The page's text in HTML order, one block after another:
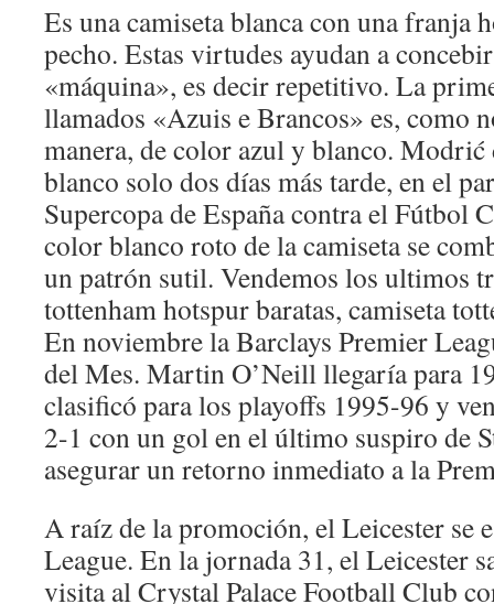
Es una camiseta blanca con una franja
pecho. Estas virtudes ayudan a
«máquina», es decir repetitivo. La
llamados «Azuis e Brancos» es, como
manera, de color azul y blanco.
blanco solo dos días más tarde, en el
Supercopa de España contra el Fútbol
color blanco roto de la camiseta se
un patrón sutil. Vendemos los ultimos
tottenham hotspur baratas, camiseta
En noviembre la Barclays Premier
del Mes. Martin O’Neill llegaría para
clasificó para los playoffs 1995-96 y
2-1 con un gol en el último suspiro de
asegurar un retorno inmediato a la
A raíz de la promoción, el Leicester se
League. En la jornada 31, el Leicester
visita al Crystal Palace Football Club